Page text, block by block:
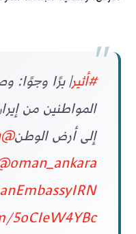
#أثير| برًا وجوًا:
المواطنين من
إلى أرض الوطن@FMofOman